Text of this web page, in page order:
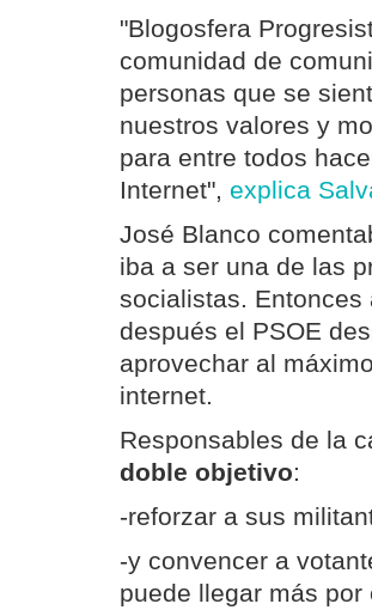
"Blogosfera
comunidad de
personas que se
nuestros valores y
para entre todos
Internet", explica
José Blanco
iba a ser una de las
socialistas.
después el PSOE
aprovechar al
internet.
Responsables de la
doble objetivo:
-reforzar a sus
-y convencer a
puede llegar más